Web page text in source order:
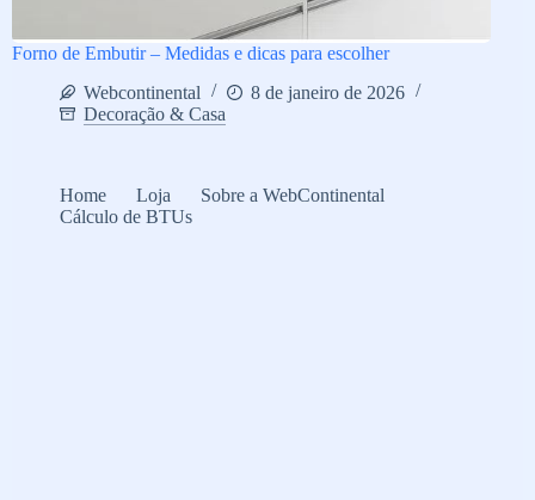
Forno de Embutir – Medidas e dicas para escolher
Webcontinental
8 de janeiro de 2026
Decoração & Casa
Home Loja
Sobre a WebContinental
Cálculo de BTUs